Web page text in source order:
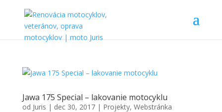
Jawa 175 Special – lakovanie motocyklu
od Juris | dec 30, 2017| Projekty, Webstránka